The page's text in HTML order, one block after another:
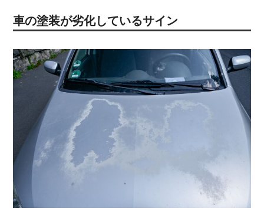
車の塗装が劣化しているサイン